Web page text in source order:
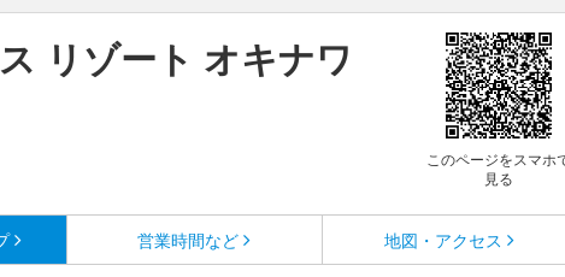
リゾート オキナワ
このページをスマホ
見る
営業時間など 地図・アクセス